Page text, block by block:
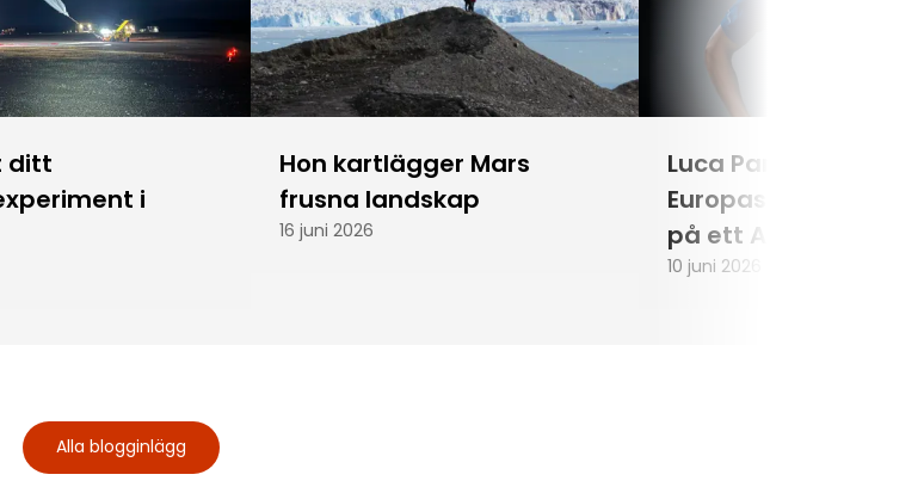
ditt
i
Hon kartlägger Mars
frusna landskap
16 juni 2026
Luca Parmitano blir
Europas första
på ett
10 juni 2026
Alla blogginlägg